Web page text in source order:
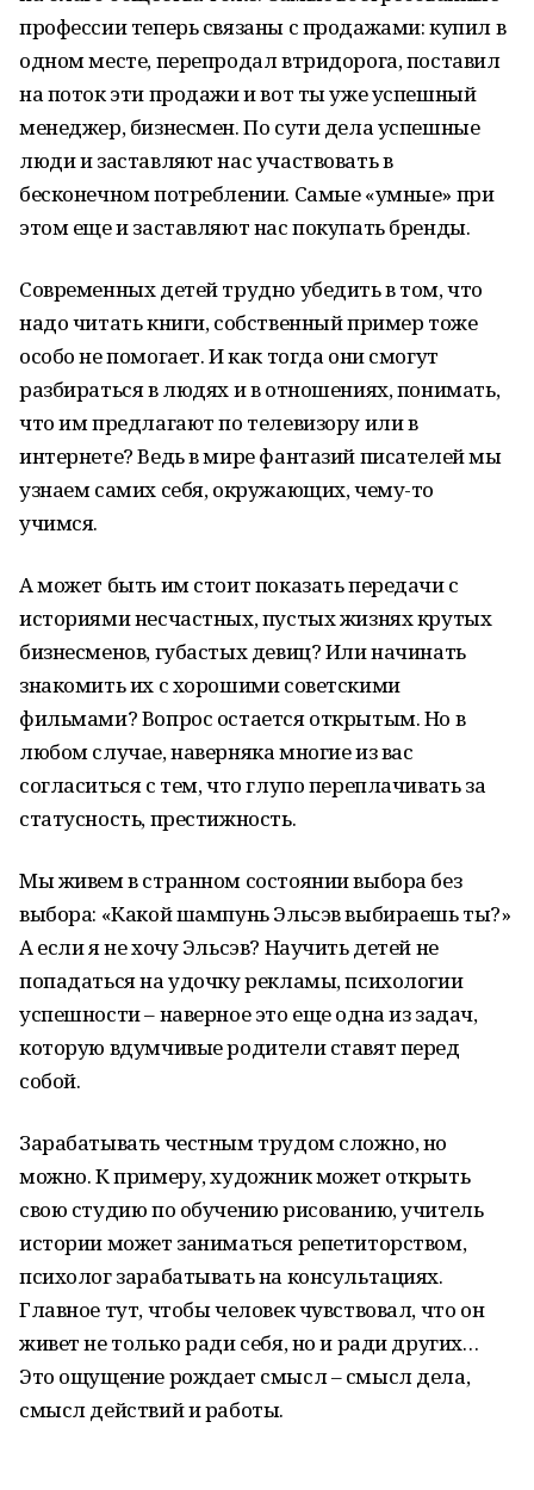
профессии теперь связаны с продажами: купил в
одном месте, перепродал втридорога, поставил
на поток эти продажи и вот ты уже успешный
менеджер, бизнесмен. По сути дела успешные
люди и заставляют нас участвовать в
бесконечном потреблении. Самые «умные» при
этом еще и заставляют нас покупать бренды.
Современных детей трудно убедить в том, что
надо читать книги, собственный пример тоже
особо не помогает. И как тогда они смогут
разбираться в людях и в отношениях, понимать,
что им предлагают по телевизору или в
интернете? Ведь в мире фантазий писателей мы
узнаем самих себя, окружающих, чему-то
учимся.
А может быть им стоит показать передачи с
историями несчастных, пустых жизнях крутых
бизнесменов, губастых девиц? Или начинать
знакомить их с хорошими советскими
фильмами? Вопрос остается открытым. Но в
любом случае, наверняка многие из вас
согласиться с тем, что глупо переплачивать за
статусность, престижность.
Мы живем в странном состоянии выбора без
выбора: «Какой шампунь Эльсэв выбираешь ты?»
А если я не хочу Эльсэв? Научить детей не
попадаться на удочку рекламы, психологии
успешности – наверное это еще одна из задач,
которую вдумчивые родители ставят перед
собой.
Зарабатывать честным трудом сложно, но
можно. К примеру, художник может открыть
свою студию по обучению рисованию, учитель
истории может заниматься репетиторством,
психолог зарабатывать на консультациях.
Главное тут, чтобы человек чувствовал, что он
живет не только ради себя, но и ради других…
Это ощущение рождает смысл – смысл дела,
смысл действий и работы.